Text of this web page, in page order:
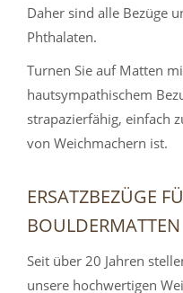
Daher sind alle Bezüge
Phthalaten.
Turnen Sie auf Matten
hautsympathischem
strapazierfähig, einfach
von Weichmachern ist.
ERSATZBEZÜGE
BOULDERMATTEN
Seit über 20 Jahren
unsere hochwertigen